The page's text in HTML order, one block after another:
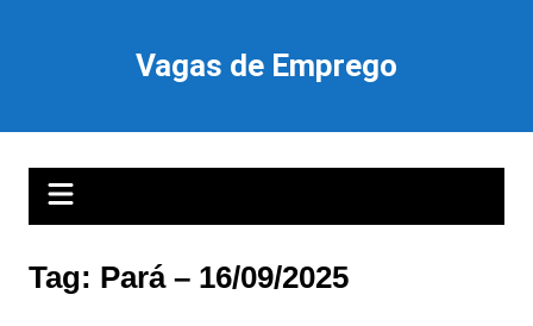
Vagas de Emprego
Tag: Pará – 16/09/2025